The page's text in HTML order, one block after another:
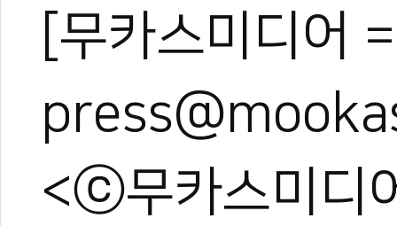
[무카스미디어
<ⓒ무카스미디